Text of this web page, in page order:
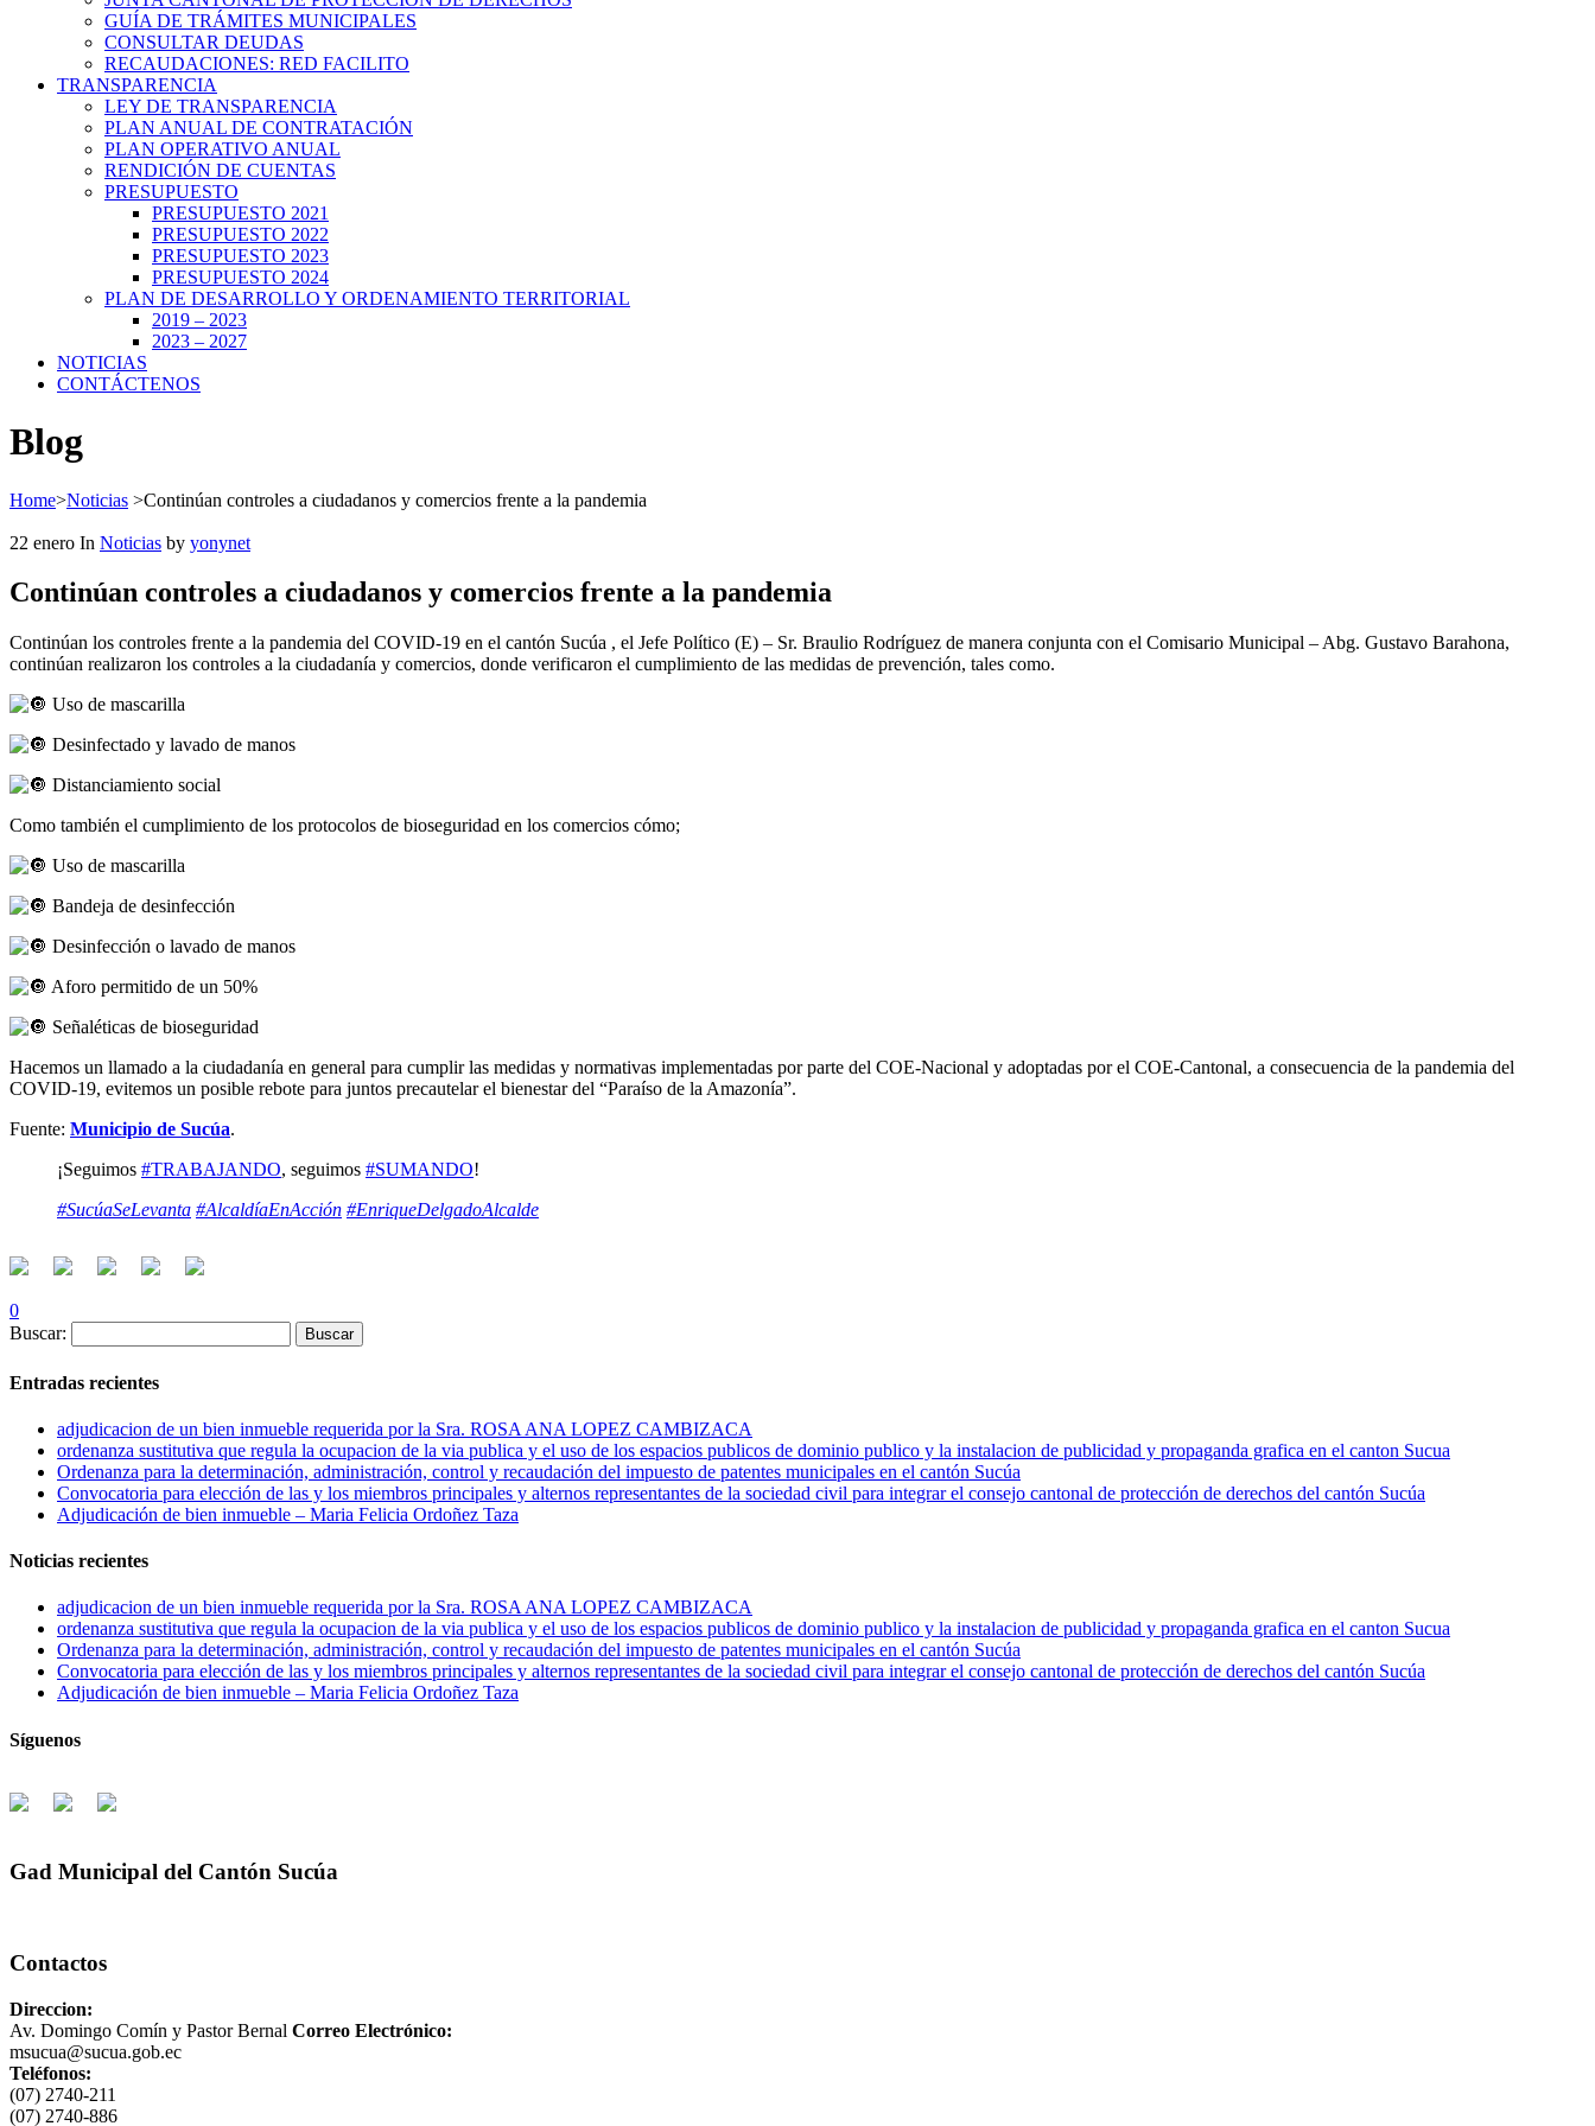
GUÍA DE TRÁMITES MUNICIPALES
CONSULTAR DEUDAS
RECAUDACIONES: RED FACILITO
TRANSPARENCIA
LEY DE TRANSPARENCIA
PLAN ANUAL DE CONTRATACIÓN
PLAN OPERATIVO ANUAL
RENDICIÓN DE CUENTAS
PRESUPUESTO
PRESUPUESTO 2021
PRESUPUESTO 2022
PRESUPUESTO 2023
PRESUPUESTO 2024
PLAN DE DESARROLLO Y ORDENAMIENTO TERRITORIAL
2019 – 2023
2023 – 2027
NOTICIAS
CONTÁCTENOS
Blog
Home>Noticias >Continúan controles a ciudadanos y comercios frente a la pandemia
22 enero In Noticias by yonynet
Continúan controles a ciudadanos y comercios frente a la pandemia
Continúan los controles frente a la pandemia del COVID-19 en el cantón Sucúa , el Jefe Político (E) – Sr. Braulio Rodríguez de manera conjunta con el Comisario Municipal – Abg. Gustavo Barahona,
continúan realizaron los controles a la ciudadanía y comercios, donde verificaron el cumplimiento de las medidas de prevención, tales como.
Uso de mascarilla
Desinfectado y lavado de manos
Distanciamiento social
Como también el cumplimiento de los protocolos de bioseguridad en los comercios cómo;
Uso de mascarilla
Bandeja de desinfección
Desinfección o lavado de manos
Aforo permitido de un 50%
Señaléticas de bioseguridad
Hacemos un llamado a la ciudadanía en general para cumplir las medidas y normativas implementadas por parte del COE-Nacional y adoptadas por el COE-Cantonal, a consecuencia de la pandemia del
COVID-19, evitemos un posible rebote para juntos precautelar el bienestar del “Paraíso de la Amazonía”.
Fuente: Municipio de Sucúa.
¡Seguimos #TRABAJANDO, seguimos #SUMANDO!
#SucúaSeLevanta #AlcaldíaEnAcción #EnriqueDelgadoAlcalde
0
Buscar:
Entradas recientes
adjudicacion de un bien inmueble requerida por la Sra. ROSA ANA LOPEZ CAMBIZACA
ordenanza sustitutiva que regula la ocupacion de la via publica y el uso de los espacios publicos de dominio publico y la instalacion de publicidad y propaganda grafica en el canton Sucua
Ordenanza para la determinación, administración, control y recaudación del impuesto de patentes municipales en el cantón Sucúa
Convocatoria para elección de las y los miembros principales y alternos representantes de la sociedad civil para integrar el consejo cantonal de protección de derechos del cantón Sucúa
Adjudicación de bien inmueble – Maria Felicia Ordoñez Taza
Noticias recientes
adjudicacion de un bien inmueble requerida por la Sra. ROSA ANA LOPEZ CAMBIZACA
ordenanza sustitutiva que regula la ocupacion de la via publica y el uso de los espacios publicos de dominio publico y la instalacion de publicidad y propaganda grafica en el canton Sucua
Ordenanza para la determinación, administración, control y recaudación del impuesto de patentes municipales en el cantón Sucúa
Convocatoria para elección de las y los miembros principales y alternos representantes de la sociedad civil para integrar el consejo cantonal de protección de derechos del cantón Sucúa
Adjudicación de bien inmueble – Maria Felicia Ordoñez Taza
Síguenos
Gad Municipal del Cantón Sucúa
Contactos
Direccion:
Av. Domingo Comín y Pastor Bernal Correo Electrónico:
msucua@sucua.gob.ec
Teléfonos:
(07) 2740-211
(07) 2740-886